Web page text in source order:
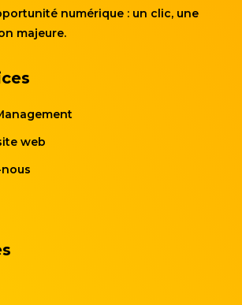
numérique : un clic, une
majeure.
web